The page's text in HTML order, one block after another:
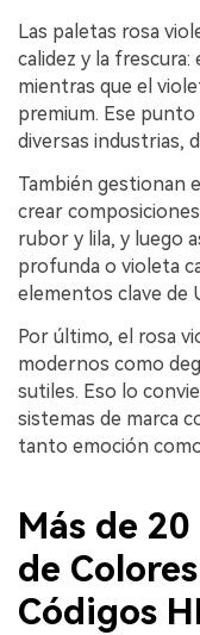
Las paletas rosa
calidez y la frescura:
mientras que el
premium. Ese
diversas industrias,
También gestionan
crear
rubor y lila, y luego
profunda o violeta
elementos clave de
Por último, el rosa
modernos como
sutiles. Eso lo
sistemas de marca
tanto emoción
Más de
de
Códigos